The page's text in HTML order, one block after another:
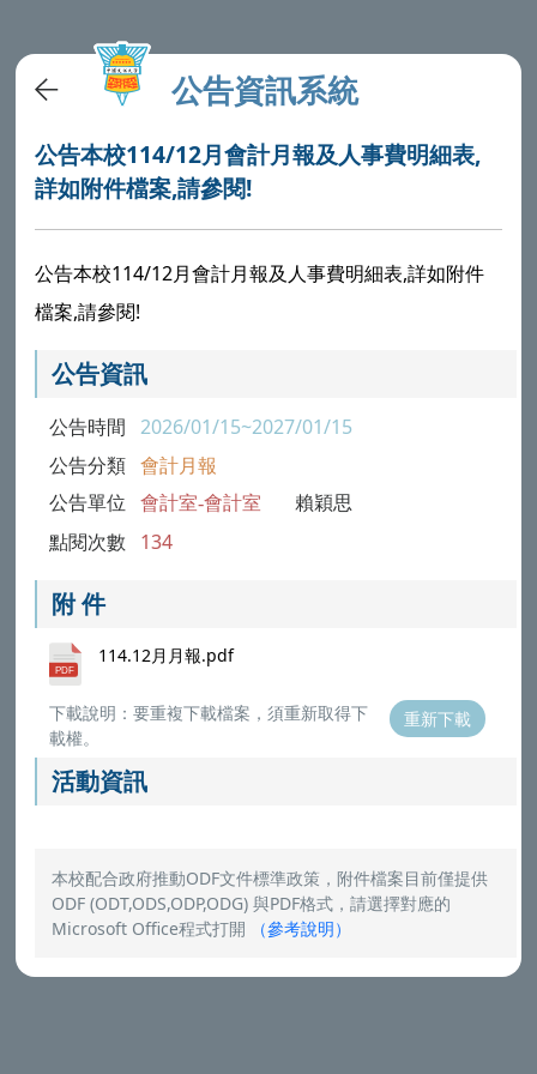
公告資訊系統
公告本校114/12月會計月報及人事費明細表,
詳如附件檔案,請參閱!
公告本校114/12月會計月報及人事費明細表,詳如附件
檔案,請參閱!
公告資訊
公告時間 2026/01/15~2027/01/15
公告分類 會計月報
公告單位 會計室-會計室 賴穎思
點閱次數 134
附 件
114.12月月報.pdf
下載說明：要重複下載檔案，須重新取得下
載權。
重新下載
活動資訊
本校配合政府推動ODF文件標準政策，附件檔案目前僅提供
ODF (ODT,ODS,ODP,ODG) 與PDF格式，請選擇對應的
Microsoft Office程式打開
（參考說明）